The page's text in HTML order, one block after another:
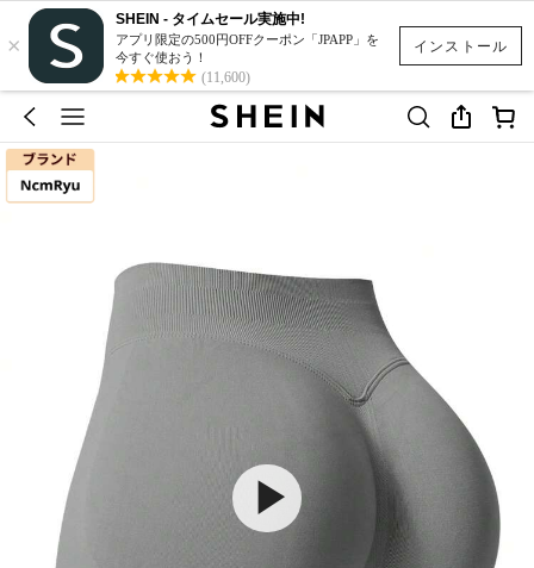
インストール
×
SHEIN - タイムセール実施中!
アプリ限定の500円OFFクーポン「JPAPP」を
今すぐ使おう！
(11,600)